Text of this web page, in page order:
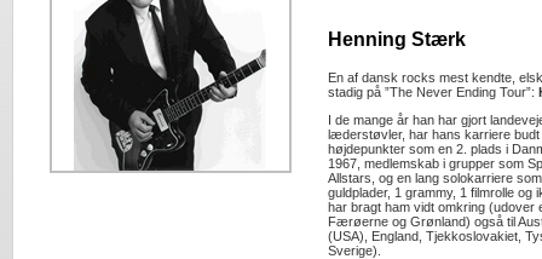
Henning Stærk
En af dansk rocks mest kendte,
stadig på ”The Never Ending Tour”:
I de mange år han har gjort
læderstøvler, har hans karriere
højdepunkter som en 2. plads i
1967, medlemskab i grupper som
Allstars, og en lang solokarriere
guldplader, 1 grammy, 1 filmrolle
har bragt ham vidt omkring (udover
Færøerne og Grønland) også til
(USA), England, Tjekkoslovakiet,
Sverige).